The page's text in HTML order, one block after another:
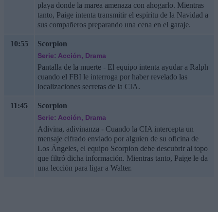
playa donde la marea amenaza con ahogarlo. Mientras
tanto, Paige intenta transmitir el espíritu de la Navidad a
sus compañeros preparando una cena en el garaje.
10:55 Scorpion
Serie: Acción, Drama
Pantalla de la muerte - El equipo intenta ayudar a Ralph
cuando el FBI le interroga por haber revelado las
localizaciones secretas de la CIA.
11:45 Scorpion
Serie: Acción, Drama
Adivina, adivinanza - Cuando la CIA intercepta un
mensaje cifrado enviado por alguien de su oficina de
Los Ángeles, el equipo Scorpion debe descubrir al topo
que filtró dicha información. Mientras tanto, Paige le da
una lección para ligar a Walter.